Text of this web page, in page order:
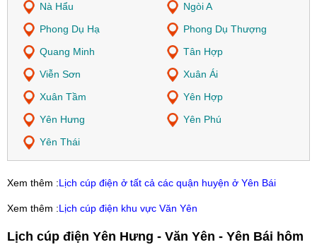
Nà Hẩu
Ngòi A
Phong Dụ Hạ
Phong Dụ Thượng
Quang Minh
Tân Hợp
Viễn Sơn
Xuân Ái
Xuân Tầm
Yên Hợp
Yên Hưng
Yên Phú
Yên Thái
Xem thêm :Lịch cúp điện ở tất cả các quận huyện ở Yên Bái
Xem thêm :Lịch cúp điện khu vực Văn Yên
Lịch cúp điện Yên Hưng - Văn Yên - Yên Bái hôm